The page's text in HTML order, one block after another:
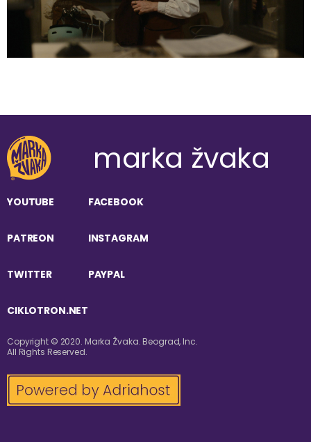
marka žvaka
YOUTUBE FACEBOOK
PATREON INSTAGRAM
TWITTER PAYPAL
CIKLOTRON.NET
Copyright © 2020. Marka Žvaka. Beograd, Inc.
All Rights Reserved.